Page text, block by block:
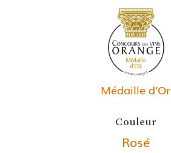
Médaille d'Or
Couleur
Rosé